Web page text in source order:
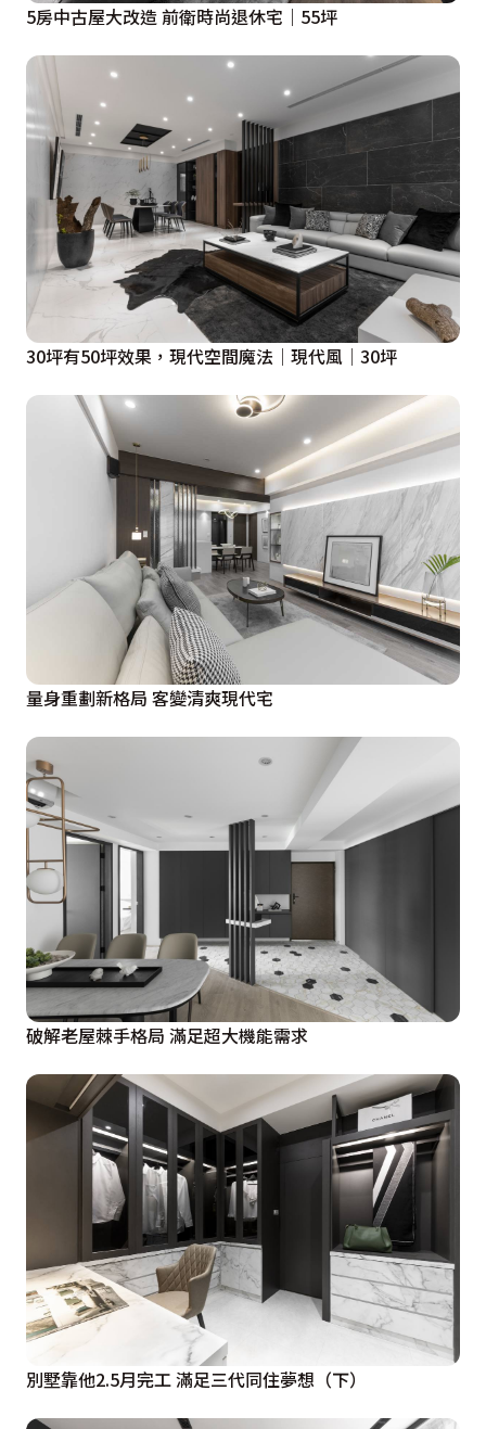
5房中古屋大改造 前衛時尚退休宅｜55坪
30坪有50坪效果，現代空間魔法│現代風│30坪
量身重劃新格局 客變清爽現代宅
破解老屋棘手格局 滿足超大機能需求
別墅靠他2.5月完工 滿足三代同住夢想（下）